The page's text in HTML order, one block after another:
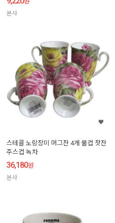
본사
스테콜 노랑장미 머그잔 4개 물컵 찻잔
주스컵 녹차
36,180원
본사